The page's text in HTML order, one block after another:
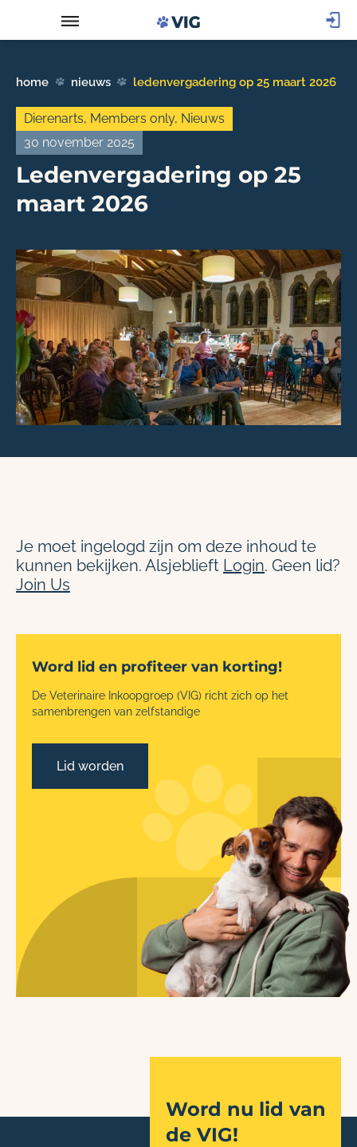
home nieuws ledenvergadering op 25 maart 2026
Dierenarts, Members only, Nieuws
30 november 2025
Ledenvergadering op 25
maart 2026
Je moet ingelogd zijn om deze inhoud te
kunnen bekijken. Alsjeblieft Login. Geen lid?
Join Us
Word lid en profiteer van korting!
De Veterinaire Inkoopgroep (VIG) richt zich op het
samenbrengen van zelfstandige
Lid worden
Word nu lid van
de VIG!